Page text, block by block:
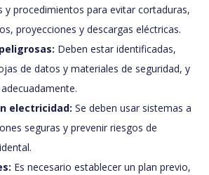
y procedimientos para evitar cortaduras,
proyecciones y descargas eléctricas.
Deben estar identificadas,
de datos y materiales de seguridad, y
electricidad: Se deben usar sistemas a
seguras y prevenir riesgos de
Es necesario establecer un plan previo,